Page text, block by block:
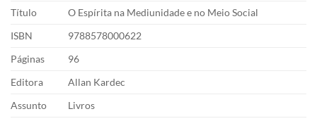
Título
O Espírita na Mediunidade e no Meio Social
ISBN
9788578000622
Páginas
96
Editora
Allan Kardec
Assunto
Livros